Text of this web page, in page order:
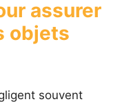
assurer
objets
souvent